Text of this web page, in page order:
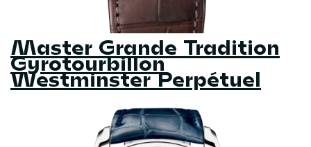
Master Grande Tradition
Gyrotourbillon
Westminster Perpétuel